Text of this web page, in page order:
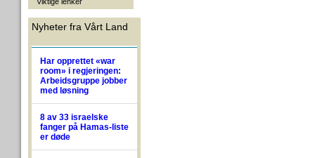
Nyheter fra Vårt Land
Har opprettet «war
room» i regjeringen:
Arbeidsgruppe jobber
med løsning
8 av 33 israelske
fanger på Hamas-liste
er døde